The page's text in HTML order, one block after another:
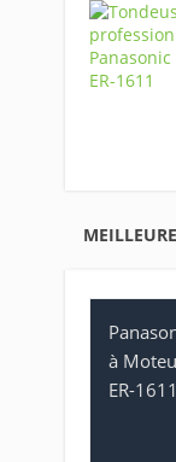
à
ER-1611